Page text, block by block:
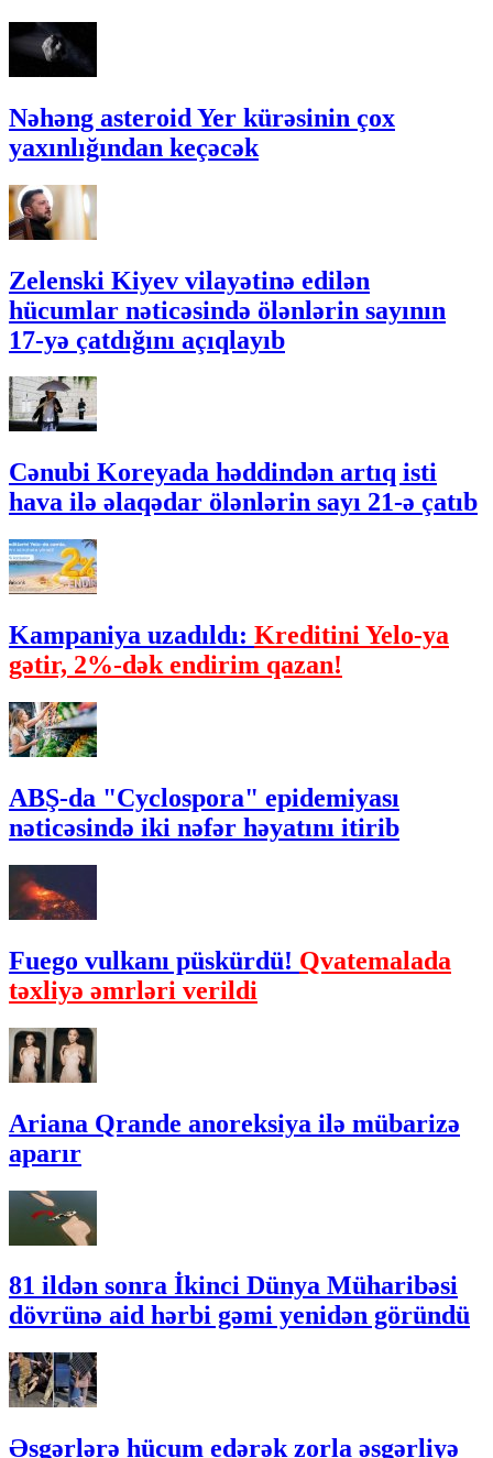
Nəhəng asteroid Yer kürəsinin çox
yaxınlığından keçəcək
Zelenski Kiyev vilayətinə edilən
hücumlar nəticəsində ölənlərin sayının
17-yə çatdığını açıqlayıb
Cənubi Koreyada həddindən artıq isti
hava ilə əlaqədar ölənlərin sayı 21-ə çatıb
Kampaniya uzadıldı: Kreditini Yelo-ya
gətir, 2%-dək endirim qazan!
ABŞ-da "Cyclospora" epidemiyası
nəticəsində iki nəfər həyatını itirib
Fuego vulkanı püskürdü! Qvatemalada
təxliyə əmrləri verildi
Ariana Qrande anoreksiya ilə mübarizə
aparır
81 ildən sonra İkinci Dünya Müharibəsi
dövrünə aid hərbi gəmi yenidən göründü
Əsgərlərə hücum edərək zorla əsgərliyə